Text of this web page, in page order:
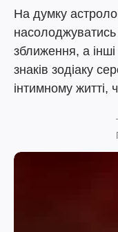
На думку
зближення, а
знаків зодіаку
інтимному житті,